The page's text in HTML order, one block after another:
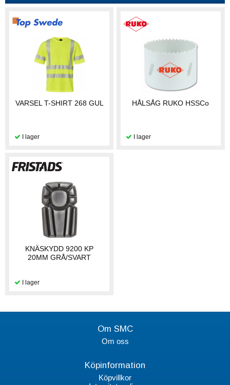
VARSEL T-SHIRT 268 GUL HÅLSÅG RUKO HSSCo
KNÄSKYDD 9200 KP
20MM GRÅ/SVART
Om SMC
Om oss
Köpinformation
Köpvillkor